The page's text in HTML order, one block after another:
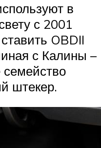
в
с 2001
OBDII
с Калины –
семейство
штекер.